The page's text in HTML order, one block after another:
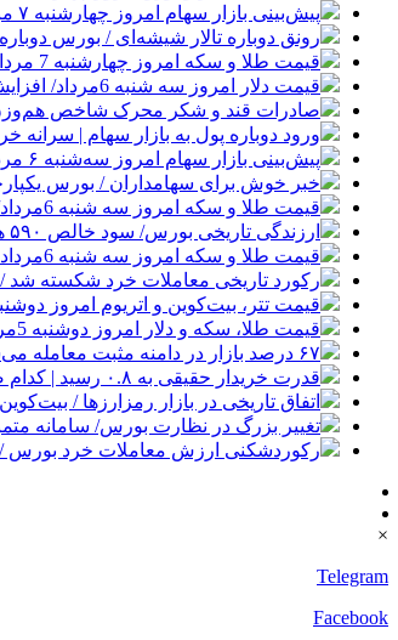
پیش‌بینی بازار سهام امروز چهارشنبه ۷ مرداد ۱۴۰۵ | کدام صنایع معاملات جذابی خواهند داشت؟
رونق دوباره تالار شیشه‌ای / بورس
قیمت طلا و سکه امروز چهارشنبه 7 مرداد
قیمت دلار امروز سه شنبه 6مرداد/ افزایش نرخ + جدول
صادرات قند و شکر محرک شاخص هم‌وزن
ورود دوباره پول به بازار سهام | سرانه
پیش‌بینی بازار سهام امروز سه‌شنبه ۶ مرداد ۱۴۰۵ | در چه صورت تعداد نماد‌های منفی افزایش می‌یابد؟
خبر خوش برای سهامداران / بورس
قیمت طلا و سکه امروز سه شنبه 6مرداد/ افزایش همه قیمت ها + جدول
ارزندگی تاریخی بورس/ سود خالص ۵۹۰ همتی در بهار
قیمت طلا و سکه امروز سه شنبه 6مرداد 1405/ افزایش قیمت ها + جدول
رکورد تاریخی معاملات خرد شکسته شد / معاملات
قیمت تتر، بیت‌کوین و اتریوم امروز دوشنبه ۵ مرداد ۱۴۰۵ | بیت‌کوین این مرز را از دست بدهد، همه‌چیز تغییر
قیمت طلا، سکه و دلار امروز دوشنبه 5مرداد/ افزایش همه قیمت ها + جدول و جزئیات
۶۷ درصد بازار در دامنه مثبت معامله می‌شوند | قدرت خریداران حقیقی در کدام نماد بیشتر است؟
قدرت خریدار حقیقی به ۰.۸ رسید | کدام صنعت بهترین عملکرد را داشت؟
اتفاق تاریخی در بازار رمزارزها /
تغییر بزرگ در نظارت بورس/ سامانه
رکوردشکنی ارزش معاملات خرد بورس / بازار به
×
Telegram
Facebook